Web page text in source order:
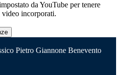
da YouTube per tenere
incorporati.
Pietro Giannone Benevento